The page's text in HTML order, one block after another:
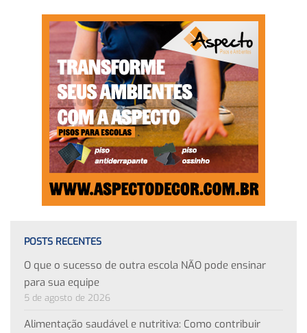
POSTS RECENTES
O que o sucesso de outra escola NÃO pode ensinar
para sua equipe
5 de agosto de 2026
Alimentação saudável e nutritiva: Como contribuir